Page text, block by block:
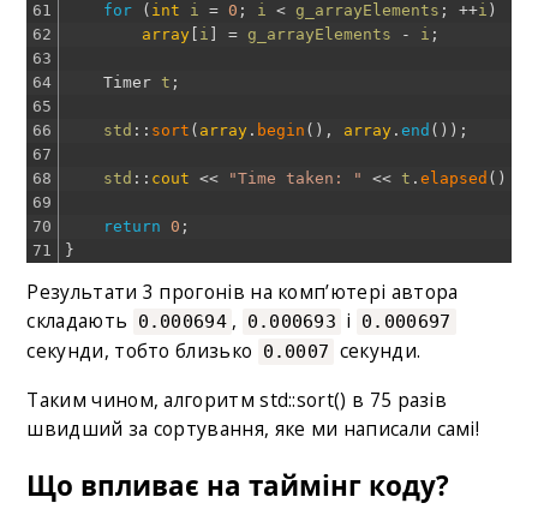
61
62
63
64
65
66
67
68
69
70
71
for
( int i = 0 ; i < g_arrayElements ; ++i )
array i = g_arrayElements - i ;
Timer t ;
std :: sort ( array . begin ( ) , array .end ( ) ) ;
std :: cout << "Time taken: " << t .elapsed ( )
return 0 ;
}
Результати 3 прогонів на комп’ютері автора
складають
0.000694 , 0.000693 і 0.000697
секунди, тобто близько 0.0007 секунди.
Таким чином, алгоритм std::sort() в 75 разів
швидший за сортування, яке ми написали самі!
Що впливає на таймінг коду?